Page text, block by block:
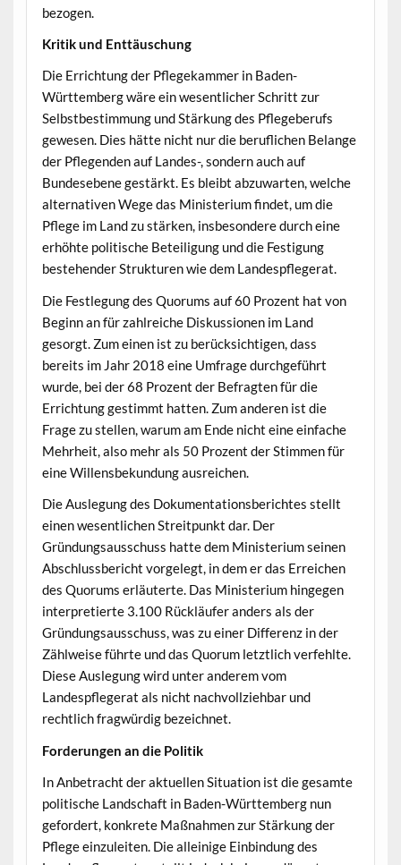
bezogen.
Kritik und Enttäuschung
Die Errichtung der Pflegekammer in Baden-
Württemberg wäre ein wesentlicher Schritt zur
Selbstbestimmung und Stärkung des Pflegeberufs
gewesen. Dies hätte nicht nur die beruflichen Belange
der Pflegenden auf Landes-, sondern auch auf
Bundesebene gestärkt. Es bleibt abzuwarten, welche
alternativen Wege das Ministerium findet, um die
Pflege im Land zu stärken, insbesondere durch eine
erhöhte politische Beteiligung und die Festigung
bestehender Strukturen wie dem Landespflegerat.
Die Festlegung des Quorums auf 60 Prozent hat von
Beginn an für zahlreiche Diskussionen im Land
gesorgt. Zum einen ist zu berücksichtigen, dass
bereits im Jahr 2018 eine Umfrage durchgeführt
wurde, bei der 68 Prozent der Befragten für die
Errichtung gestimmt hatten. Zum anderen ist die
Frage zu stellen, warum am Ende nicht eine einfache
Mehrheit, also mehr als 50 Prozent der Stimmen für
eine Willensbekundung ausreichen.
Die Auslegung des Dokumentationsberichtes stellt
einen wesentlichen Streitpunkt dar. Der
Gründungsausschuss hatte dem Ministerium seinen
Abschlussbericht vorgelegt, in dem er das Erreichen
des Quorums erläuterte. Das Ministerium hingegen
interpretierte 3.100 Rückläufer anders als der
Gründungsausschuss, was zu einer Differenz in der
Zählweise führte und das Quorum letztlich verfehlte.
Diese Auslegung wird unter anderem vom
Landespflegerat als nicht nachvollziehbar und
rechtlich fragwürdig bezeichnet.
Forderungen an die Politik
In Anbetracht der aktuellen Situation ist die gesamte
politische Landschaft in Baden-Württemberg nun
gefordert, konkrete Maßnahmen zur Stärkung der
Pflege einzuleiten. Die alleinige Einbindung des